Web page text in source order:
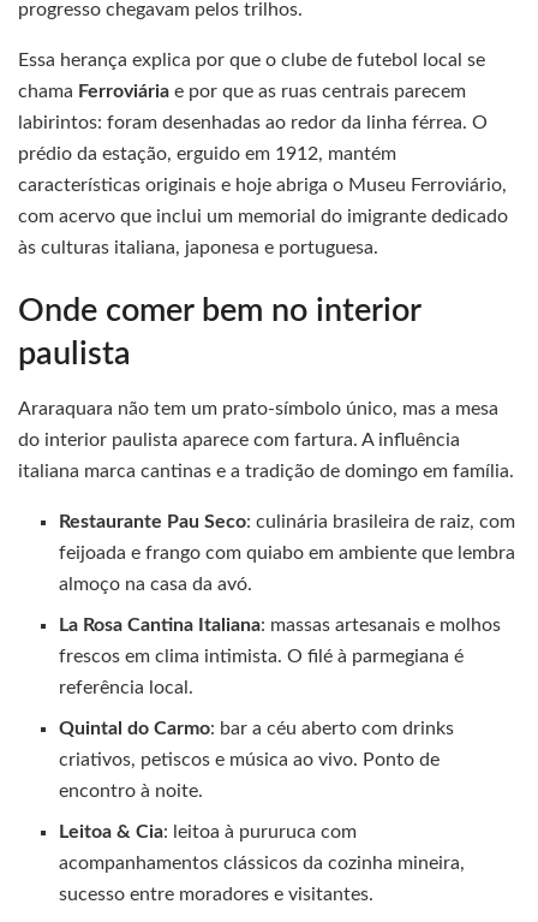
progresso chegavam pelos trilhos.
Essa herança explica por que o clube de futebol local se
chama Ferroviária e por que as ruas centrais parecem
labirintos: foram desenhadas ao redor da linha férrea. O
prédio da estação, erguido em 1912, mantém
características originais e hoje abriga o Museu Ferroviário,
com acervo que inclui um memorial do imigrante dedicado
às culturas italiana, japonesa e portuguesa.
Onde comer bem no interior
paulista
Araraquara não tem um prato-símbolo único, mas a mesa
do interior paulista aparece com fartura. A influência
italiana marca cantinas e a tradição de domingo em família.
Restaurante Pau Seco: culinária brasileira de raiz, com
feijoada e frango com quiabo em ambiente que lembra
almoço na casa da avó.
La Rosa Cantina Italiana: massas artesanais e molhos
frescos em clima intimista. O filé à parmegiana é
referência local.
Quintal do Carmo: bar a céu aberto com drinks
criativos, petiscos e música ao vivo. Ponto de
encontro à noite.
Leitoa & Cia: leitoa à pururuca com
acompanhamentos clássicos da cozinha mineira,
sucesso entre moradores e visitantes.